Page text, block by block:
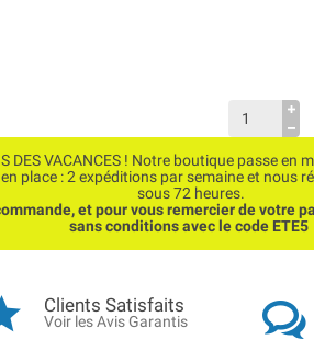
DES VACANCES ! Notre boutique passe en
place : 2 expéditions par semaine et nous
sous 72 heures.
et pour vous remercier de votre
sans conditions avec le code ETE5
Clients Satisfaits
Voir les Avis Garantis